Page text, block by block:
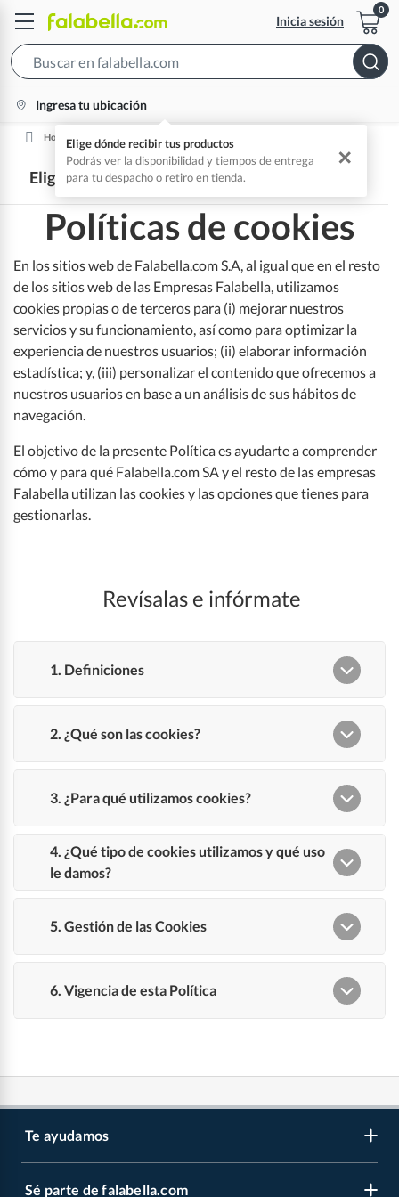
Inicia sesión
location-
Ingresa tu ubicación
Elige dónde recibir tus productos
Podrás ver la disponibilidad y tiempos de entrega
para tu despacho o retiro en tienda.
✕
Home Políticas De Cookies
Elige la categoría
Información Legal
Términos y Condiciones
Términos y condiciones Cuenta F
Términos y condiciones Gift Cards Corporativas
Política de privacidad
Políticas de cookies
Legales de nuestras tiendas
falabella.com
Linio
Políticas de cookies
En los sitios web de Falabella.com S.A, al igual que en el resto
de los sitios web de las Empresas Falabella, utilizamos
cookies propias o de terceros para (i) mejorar nuestros
servicios y su funcionamiento, así como para optimizar la
experiencia de nuestros usuarios; (ii) elaborar información
estadística; y, (iii) personalizar el contenido que ofrecemos a
nuestros usuarios en base a un análisis de sus hábitos de
navegación.
El objetivo de la presente Política es ayudarte a comprender
cómo y para qué Falabella.com SA y el resto de las empresas
Falabella utilizan las cookies y las opciones que tienes para
gestionarlas.
Revísalas e infórmate
Te ayudamos
Atención por WhatsApp
Sé parte de falabella.com